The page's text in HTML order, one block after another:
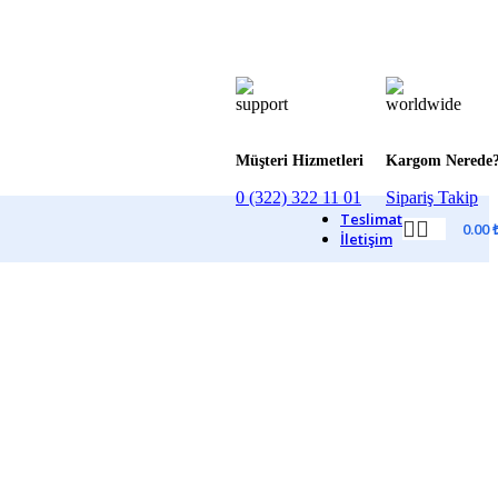
Müşteri Hizmetleri
0 (322) 322 11 01
Kargom
Sipariş Takip
Teslimat
İletişim
0.00